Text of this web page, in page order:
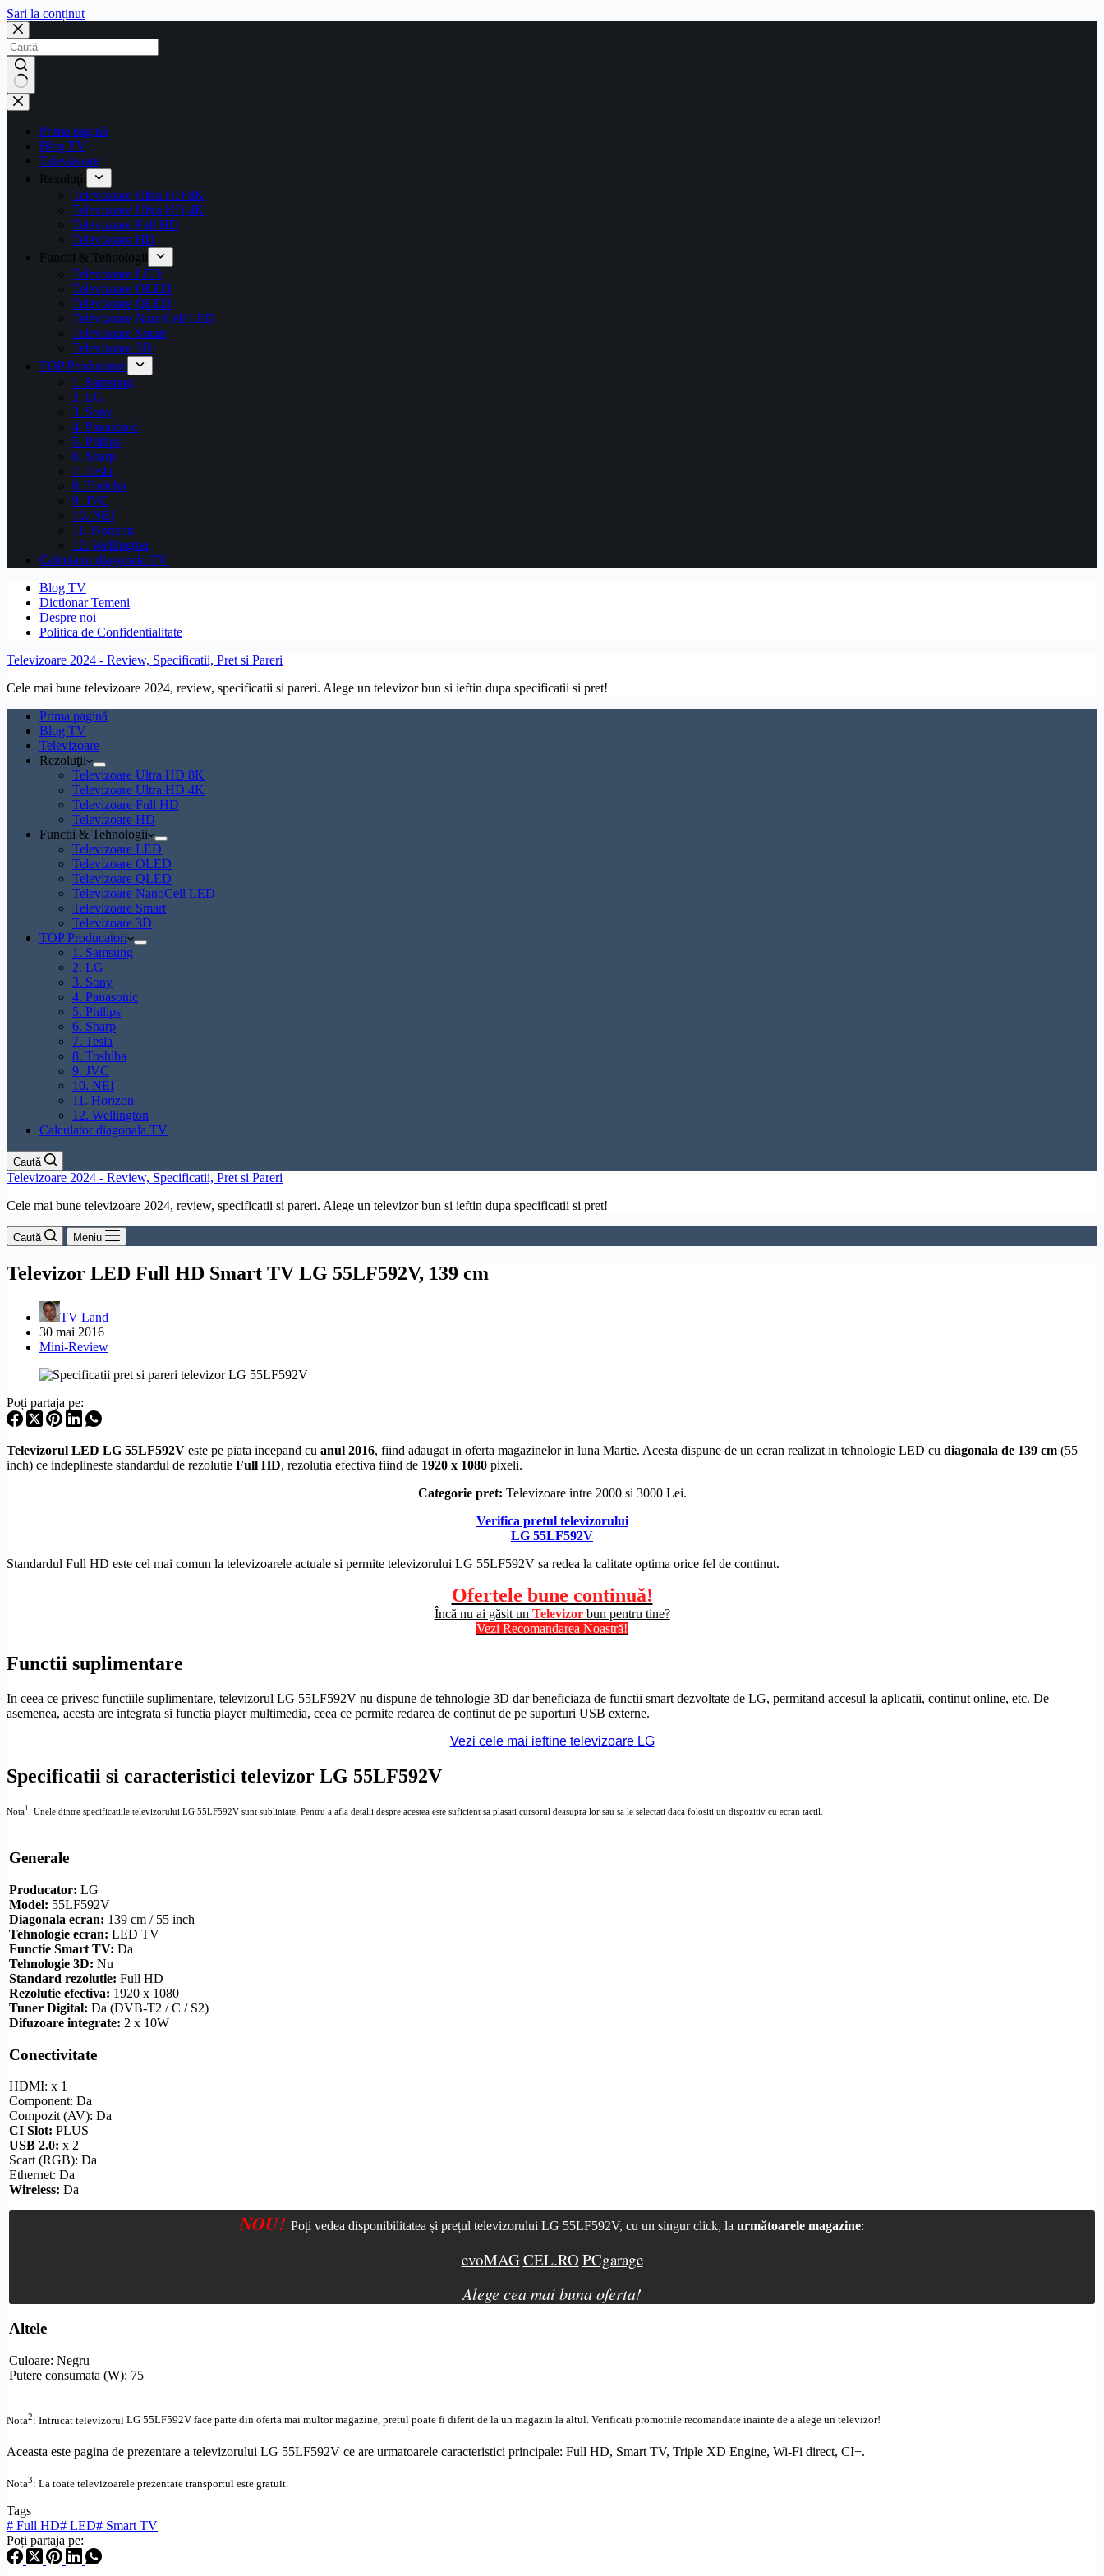
Sari la conținut
Prima pagină
Blog TV
Televizoare
Rezoluţii
Televizoare Ultra HD 8K
Televizoare Ultra HD 4K
Televizoare Full HD
Televizoare HD
Functii & Tehnologii
Televizoare LED
Televizoare OLED
Televizoare QLED
Televizoare NanoCell LED
Televizoare Smart
Televizoare 3D
TOP Producatori
1. Samsung
2. LG
3. Sony
4. Panasonic
5. Philips
6. Sharp
7. Tesla
8. Toshiba
9. JVC
10. NEI
11. Horizon
12. Wellington
Calculator diagonala TV
Blog TV
Dictionar Temeni
Despre noi
Politica de Confidentialitate
Televizoare 2024 - Review, Specificatii, Pret si Pareri
Cele mai bune televizoare 2024, review, specificatii si pareri. Alege un televizor bun si ieftin dupa specificatii si pret!
Prima pagină
Blog TV
Televizoare
Rezoluţii
Televizoare Ultra HD 8K
Televizoare Ultra HD 4K
Televizoare Full HD
Televizoare HD
Functii & Tehnologii
Televizoare LED
Televizoare OLED
Televizoare QLED
Televizoare NanoCell LED
Televizoare Smart
Televizoare 3D
TOP Producatori
1. Samsung
2. LG
3. Sony
4. Panasonic
5. Philips
6. Sharp
7. Tesla
8. Toshiba
9. JVC
10. NEI
11. Horizon
12. Wellington
Calculator diagonala TV
Caută
Televizoare 2024 - Review, Specificatii, Pret si Pareri
Cele mai bune televizoare 2024, review, specificatii si pareri. Alege un televizor bun si ieftin dupa specificatii si pret!
Caută Meniu
Televizor LED Full HD Smart TV LG 55LF592V, 139 cm
TV Land
30 mai 2016
Mini-Review
Poți partaja pe:
Televizorul LED LG 55LF592V este pe piata incepand cu anul 2016, fiind adaugat in oferta magazinelor in luna Martie. Acesta dispune de un ecran realizat in tehnologie LED cu diagonala de 139 cm (55
inch) ce indeplineste standardul de rezolutie Full HD, rezolutia efectiva fiind de 1920 x 1080 pixeli.
Categorie pret: Televizoare intre 2000 si 3000 Lei.
Verifica pretul televizorului
LG 55LF592V
Standardul Full HD este cel mai comun la televizoarele actuale si permite televizorului LG 55LF592V sa redea la calitate optima orice fel de continut.
Ofertele bune continuă!
Încă nu ai găsit un Televizor bun pentru tine?
Vezi Recomandarea Noastră!
Functii suplimentare
In ceea ce privesc functiile suplimentare, televizorul LG 55LF592V nu dispune de tehnologie 3D dar beneficiaza de functii smart dezvoltate de LG, permitand accesul la aplicatii, continut online, etc. De
asemenea, acesta are integrata si functia player multimedia, ceea ce permite redarea de continut de pe suporturi USB externe.
Vezi cele mai ieftine televizoare LG
Specificatii si caracteristici televizor LG 55LF592V
Nota1 : Unele dintre specificatiile televizorului LG 55LF592V sunt subliniate. Pentru a afla detalii despre acestea este suficient sa plasati cursorul deasupra lor sau sa le selectati daca folositi un dispozitiv cu ecran tactil.
Generale
Producator: LG
Model: 55LF592V
Diagonala ecran: 139 cm / 55 inch
Tehnologie ecran: LED TV
Functie Smart TV: Da
Tehnologie 3D: Nu
Standard rezolutie: Full HD
Rezolutie efectiva: 1920 x 1080
Tuner Digital: Da (DVB-T2 / C / S2)
Difuzoare integrate: 2 x 10W
Conectivitate
HDMI: x 1
Component: Da
Compozit (AV): Da
CI Slot: PLUS
USB 2.0: x 2
Scart (RGB): Da
Ethernet: Da
Wireless: Da
NOU! Poți vedea disponibilitatea și prețul televizorului LG 55LF592V, cu un singur click, la următoarele magazine:
evoMAGCEL.RO PCgarage
Alege cea mai buna oferta!
Altele
Culoare: Negru
Putere consumata (W): 75
Nota2: Intrucat televizorul LG 55LF592V face parte din oferta mai multor magazine, pretul poate fi diferit de la un magazin la altul. Verificati promotiile recomandate inainte de a alege un televizor!
Aceasta este pagina de prezentare a televizorului LG 55LF592V ce are urmatoarele caracteristici principale: Full HD, Smart TV, Triple XD Engine, Wi-Fi direct, CI+.
Nota3: La toate televizoarele prezentate transportul este gratuit.
Tags
# Full HD# LED# Smart TV
Poți partaja pe: